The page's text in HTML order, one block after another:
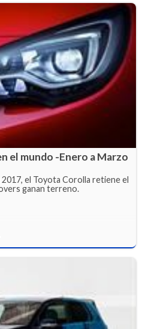
el mundo -Enero a Marzo
el Toyota Corolla retiene el
ganan terreno.